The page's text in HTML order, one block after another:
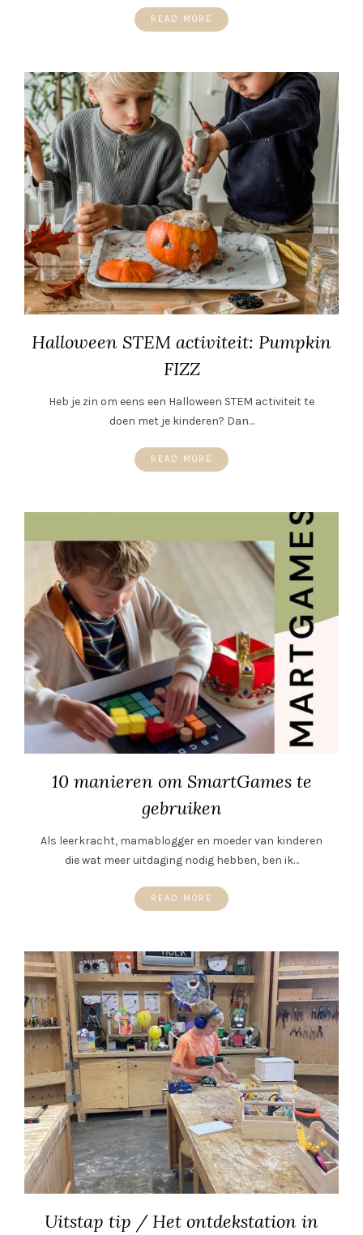
READ MORE
Halloween STEM activiteit: Pumpkin
FIZZ
Heb je zin om eens een Halloween STEM activiteit te
doen met je kinderen? Dan…
READ MORE
10 manieren om SmartGames te
gebruiken
Als leerkracht, mamablogger en moeder van kinderen
die wat meer uitdaging nodig hebben, ben ik…
READ MORE
Uitstap tip / Het ontdekstation in